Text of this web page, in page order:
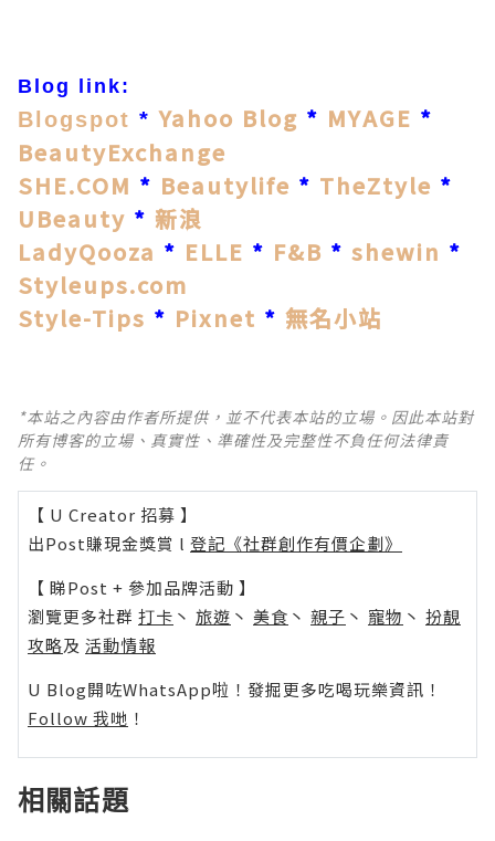
Blog link:
Blogspot *Yahoo Blog * MYAGE *
BeautyExchange
SHE.COM * Beautylife * TheZtyle *
UBeauty * 新浪
LadyQooza * ELLE * F&B * shewin *
Styleups.com
Style-Tips * Pixnet * 無名小站
*本站之內容由作者所提供，並不代表本站的立場。因此本站對
所有博客的立場、真實性、準確性及完整性不負任何法律責
任。
【 U Creator 招募 】
出Post賺現金獎賞 l 登記《社群創作有價企劃》
【 睇Post + 參加品牌活動 】
瀏覽更多社群 打卡 丶 旅遊 丶 美食 丶 親子 丶 寵物 丶 扮靚
攻略及 活動情報
U Blog開咗WhatsApp啦！發掘更多吃喝玩樂資訊！
Follow 我哋 ！
相關話題